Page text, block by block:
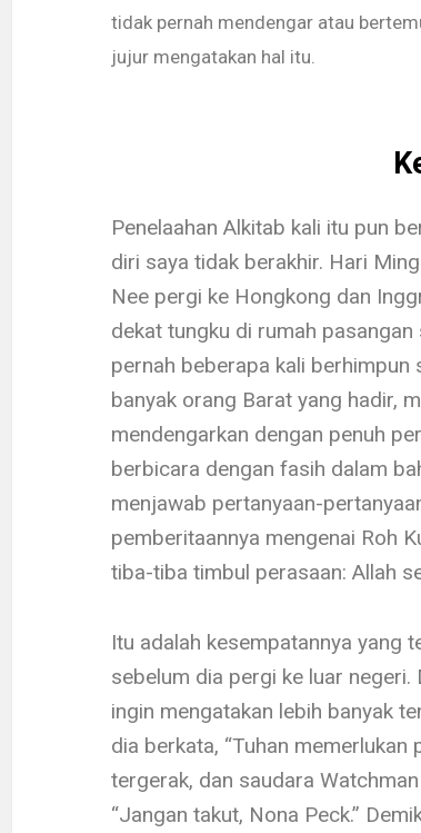
tidak pernah mendengar atau
jujur mengatakan hal itu.
Penelaahan Alkitab kali itu pun
diri saya tidak berakhir. Hari
Nee pergi ke Hongkong dan
dekat tungku di rumah
pernah beberapa kali
banyak orang Barat yang hadir,
mendengarkan dengan penuh
berbicara dengan fasih da­lam
menjawab pertanyaan-
pemberitaannya mengenai Roh
tiba-tiba timbul perasaan: Allah
Itu adalah kesempatannya yang
sebelum dia pergi ke luar negeri.
ingin mengata­kan lebih banyak
dia berkata, “Tuhan memerlukan
tergerak, dan saudara
“Jangan takut, Nona Peck.”